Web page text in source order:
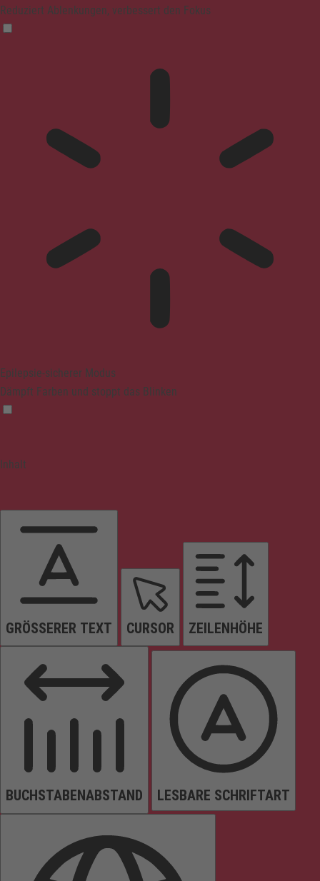
Reduziert Ablenkungen, verbessert den Fokus
Epilepsie-sicherer Modus
Dämpft Farben und stoppt das Blinken
Inhalt
GRÖSSERER TEXT CURSOR ZEILENHÖHE
BUCHSTABENABSTAND LESBARE SCHRIFTART